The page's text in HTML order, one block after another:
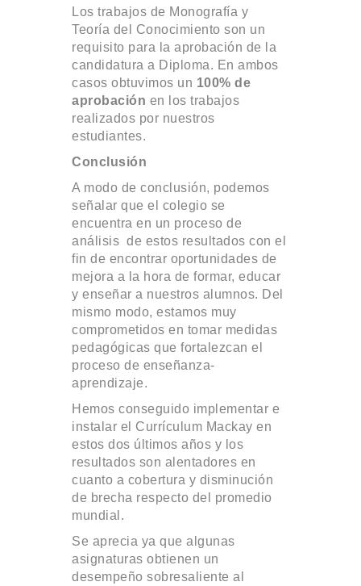
Los trabajos de Monografía y
Teoría del Conocimiento son un
requisito para la aprobación de la
candidatura a Diploma. En ambos
casos obtuvimos un 100% de
aprobación en los trabajos
realizados por nuestros
estudiantes.
Conclusión
A modo de conclusión, podemos
señalar que el colegio se
encuentra en un proceso de
análisis de estos resultados con el
fin de encontrar oportunidades de
mejora a la hora de formar, educar
y enseñar a nuestros alumnos. Del
mismo modo, estamos muy
comprometidos en tomar medidas
pedagógicas que fortalezcan el
proceso de enseñanza-
aprendizaje.
Hemos conseguido implementar e
instalar el Currículum Mackay en
estos dos últimos años y los
resultados son alentadores en
cuanto a cobertura y disminución
de brecha respecto del promedio
mundial.
Se aprecia ya que algunas
asignaturas obtienen un
desempeño sobresaliente al